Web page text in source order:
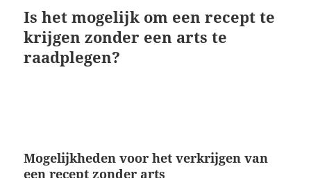
Is het mogelijk om een recept te
krijgen zonder een arts te
raadplegen?
Mogelijkheden voor het verkrijgen van
een recept zonder arts